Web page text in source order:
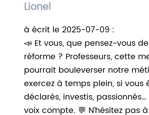
Lionel
à écrit le 2025-07-09 :
📣 Et vous, que pensez-vous
réforme ? Professeurs, cette
pourrait bouleverser notre
exercez à temps plein, si vous
déclarés, investis,
voix compte. 💬 N’hésitez pas